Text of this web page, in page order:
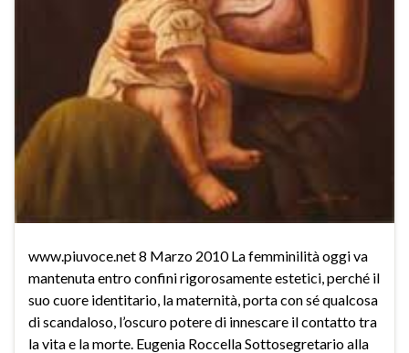
www.piuvoce.net 8 Marzo 2010 La femminilità oggi va
mantenuta entro confini rigorosamente estetici, perché il
suo cuore identitario, la maternità, porta con sé qualcosa
di scandaloso, l’oscuro potere di innescare il contatto tra
la vita e la morte. Eugenia Roccella Sottosegretario alla